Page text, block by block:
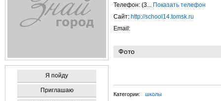
Я пойду
Приглашаю
Телефон: (3... Показать телефон
Сайт: http://school14.tomsk.ru
Email:
Фото
Категории: школы